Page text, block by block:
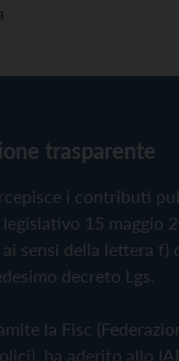
trasparente
i contributi
15 maggio
sensi della lettera f)
decreto Lgs.
la Fisc
ha aderito allo